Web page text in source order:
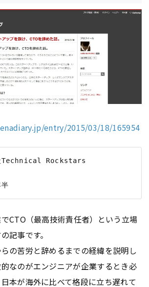
entry/2015/03/18/165954
Technical Rockstars
CTO（最高技術責任者）という立場
記事です。
の苦労と辞めるまでの経緯を説明し
なのがエンジニアが企業するとき必
本が海外に比べて格段に立ち遅れて